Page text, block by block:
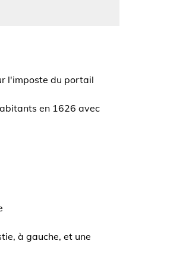
l'imposte du portail
en 1626 avec
à gauche, et une